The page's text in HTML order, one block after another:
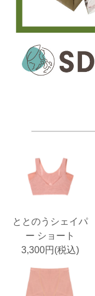
ととのうシェイパ
ー ショート
3,300円(税込)